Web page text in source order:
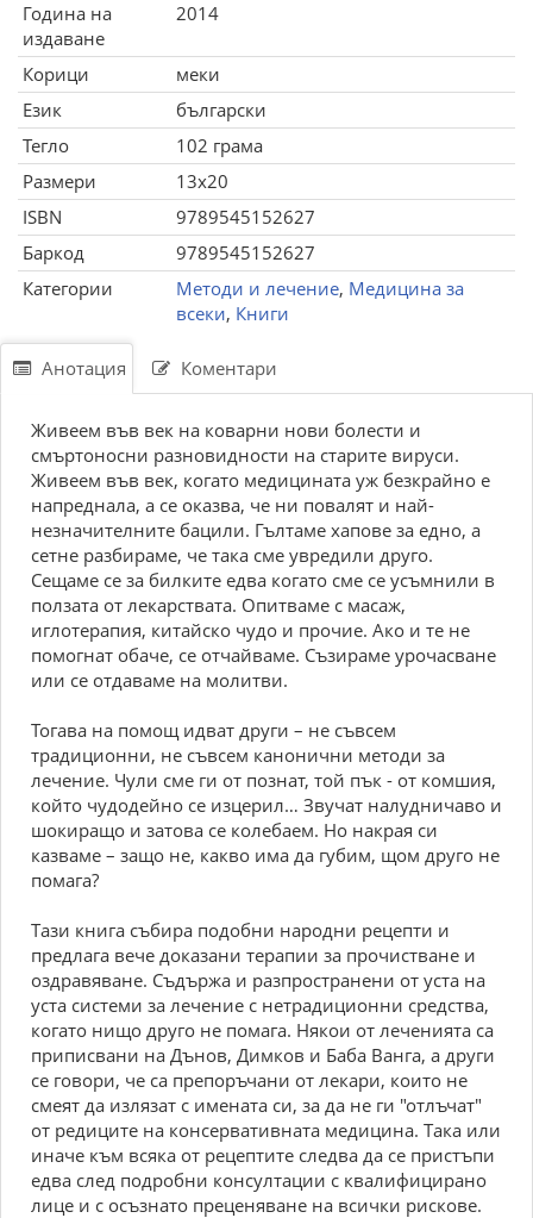
Година на
издаване
2014
Корици
меки
Език
български
Тегло
102 грама
Размери
13x20
ISBN
9789545152627
Баркод
9789545152627
Категории
Методи и лечение, Медицина за
всеки, Книги
Анотация Коментари
Живеем във век на коварни нови болести и
смъртоносни разновидности на старите вируси.
Живеем във век, когато медицината уж безкрайно е
напреднала, а се оказва, че ни повалят и най-
незначителните бацили. Гълтаме хапове за едно, а
сетне разбираме, че така сме увредили друго.
Сещаме се за билките едва когато сме се усъмнили в
ползата от лекарствата. Опитваме с масаж,
иглотерапия, китайско чудо и прочие. Ако и те не
помогнат обаче, се отчайваме. Съзираме урочасване
или се отдаваме на молитви.
Тогава на помощ идват други – не съвсем
традиционни, не съвсем канонични методи за
лечение. Чули сме ги от познат, той пък - от комшия,
който чудодейно се изцерил… Звучат налудничаво и
шокиращо и затова се колебаем. Но накрая си
казваме – защо не, какво има да губим, щом друго не
помага?
Тази книга събира подобни народни рецепти и
предлага вече доказани терапии за прочистване и
оздравяване. Съдържа и разпространени от уста на
уста системи за лечение с нетрадиционни средства,
когато нищо друго не помага. Някои от леченията са
приписвани на Дънов, Димков и Баба Ванга, а други
се говори, че са препоръчани от лекари, които не
смеят да излязат с имената си, за да не ги "отлъчат"
от редиците на консервативната медицина. Така или
иначе към всяка от рецептите следва да се пристъпи
едва след подробни консултации с квалифицирано
лице и с осъзнато преценяване на всички рискове.